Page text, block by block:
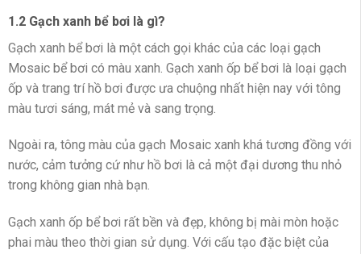
1.2 Gạch xanh bể bơi là gì?
Gạch xanh bể bơi là một cách gọi khác của các loại gạch
Mosaic bể bơi có màu xanh. Gạch xanh ốp bể bơi là loại gạch
ốp và trang trí hồ bơi được ưa chuộng nhất hiện nay với tông
màu tươi sáng, mát mẻ và sang trọng.
Ngoài ra, tông màu của gạch Mosaic xanh khá tương đồng với
nước, cảm tưởng cứ như hồ bơi là cả một đại dương thu nhỏ
trong không gian nhà bạn.
Gạch xanh ốp bể bơi rất bền và đẹp, không bị mài mòn hoặc
phai màu theo thời gian sử dụng. Với cấu tạo đặc biệt của